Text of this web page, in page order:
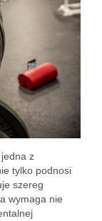
z
tylko podnosi
szereg
wymaga nie